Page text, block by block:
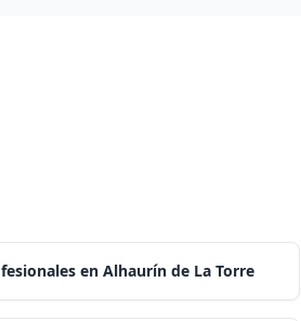
en Alhaurín de La Torre